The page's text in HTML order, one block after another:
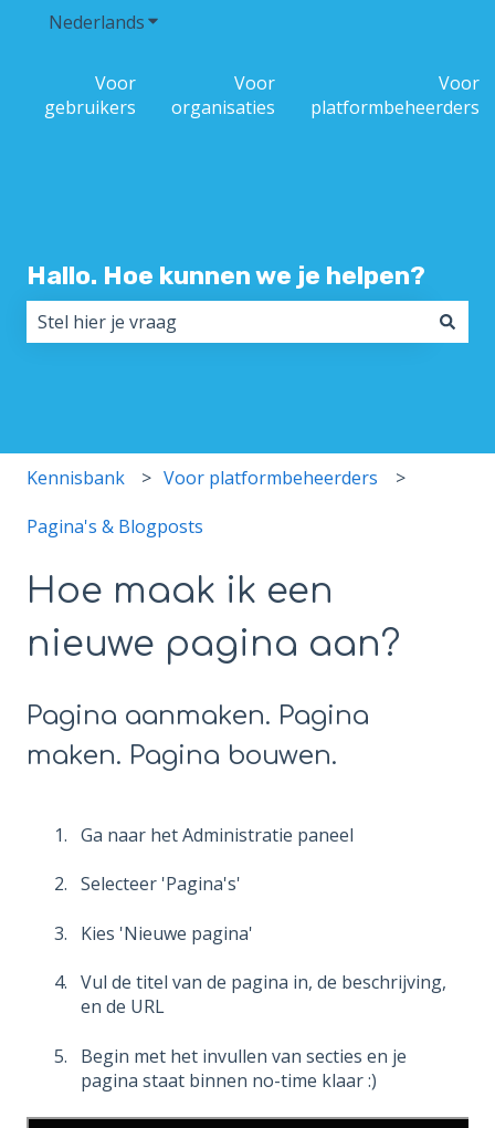
NederlandsSubmenu tonen voor vertalingen
Voor
gebruikers
Voor
organisaties
Voor
platformbeheerders
Hallo. Hoe kunnen we je helpen?
Kennisbank Voor platformbeheerders
Pagina's & Blogposts
Hoe maak ik een
nieuwe pagina aan?
Pagina aanmaken. Pagina
maken. Pagina bouwen.
Ga naar het Administratie paneel
Selecteer 'Pagina's'
Kies 'Nieuwe pagina'
Vul de titel van de pagina in, de beschrijving,
en de URL
Begin met het invullen van secties en je
pagina staat binnen no-time klaar :)